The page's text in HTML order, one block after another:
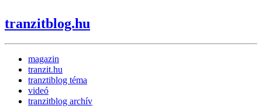
tranzitblog.hu
magazin
tranzit.hu
tranztiblog téma
videó
tranzitblog archív